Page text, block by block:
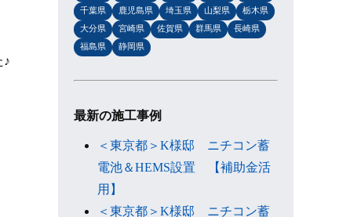
♪
千葉県
鹿児島県 埼玉県 山梨県
栃木県
大分県
宮崎県 佐賀県 群馬県
長崎県
福島県
静岡県
最新の施工事例
＜東京都＞K様邸 ニチコン蓄
電池＆HEMS設置 【補助金活
用】
＜東京都＞K様邸 ニチコン蓄